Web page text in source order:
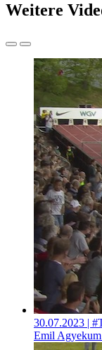
Weitere
30.07.2023 |
Emil